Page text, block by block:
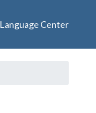
Language Center